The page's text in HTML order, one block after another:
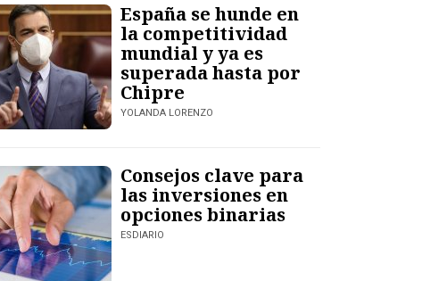
España se hunde en
la competitividad
mundial y ya es
superada hasta por
Chipre
YOLANDA LORENZO
Consejos clave para
las inversiones en
opciones binarias
ESDIARIO